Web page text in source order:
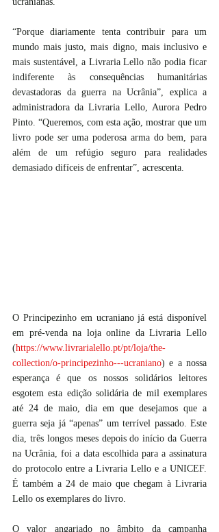
“Porque diariamente tenta contribuir para um
mundo mais justo, mais digno, mais inclusivo e
mais sustentável, a Livraria Lello não podia ficar
indiferente às consequências humanitárias
devastadoras da guerra na Ucrânia”, explica a
administradora da Livraria Lello, Aurora Pedro
Pinto. “Queremos, com esta ação, mostrar que um
livro pode ser uma poderosa arma do bem, para
além de um refúgio seguro para realidades
demasiado difíceis de enfrentar”, acrescenta.
O Principezinho em ucraniano já está disponível
em pré-venda na loja online da Livraria Lello
(https://www.livrarialello.pt/pt/loja/the-
collection/o-principezinho---ucraniano) e a nossa
esperança é que os nossos solidários leitores
esgotem esta edição solidária de mil exemplares
até 24 de maio, dia em que desejamos que a
guerra seja já “apenas” um terrível passado. Este
dia, três longos meses depois do início da Guerra
na Ucrânia, foi a data escolhida para a assinatura
do protocolo entre a Livraria Lello e a UNICEF.
É também a 24 de maio que chegam à Livraria
Lello os exemplares do livro.